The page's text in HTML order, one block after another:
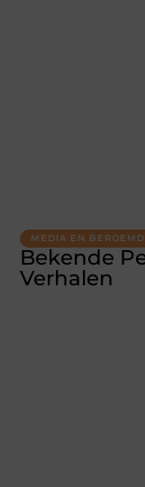
MEDIA EN
Bekende
Verhalen